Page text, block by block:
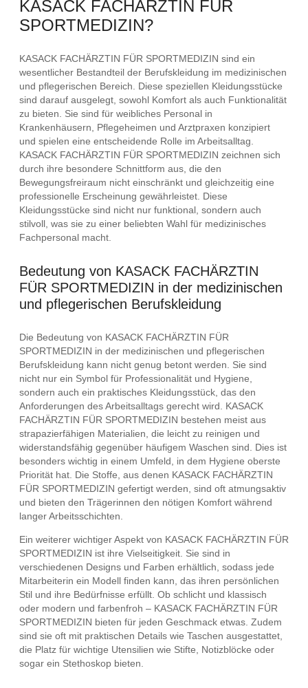
KASACK FACHÄRZTIN FÜR
SPORTMEDIZIN?
KASACK FACHÄRZTIN FÜR SPORTMEDIZIN sind ein
wesentlicher Bestandteil der Berufskleidung im medizinischen
und pflegerischen Bereich. Diese speziellen Kleidungsstücke
sind darauf ausgelegt, sowohl Komfort als auch Funktionalität
zu bieten. Sie sind für weibliches Personal in
Krankenhäusern, Pflegeheimen und Arztpraxen konzipiert
und spielen eine entscheidende Rolle im Arbeitsalltag.
KASACK FACHÄRZTIN FÜR SPORTMEDIZIN zeichnen sich
durch ihre besondere Schnittform aus, die den
Bewegungsfreiraum nicht einschränkt und gleichzeitig eine
professionelle Erscheinung gewährleistet. Diese
Kleidungsstücke sind nicht nur funktional, sondern auch
stilvoll, was sie zu einer beliebten Wahl für medizinisches
Fachpersonal macht.
Bedeutung von KASACK FACHÄRZTIN
FÜR SPORTMEDIZIN in der medizinischen
und pflegerischen Berufskleidung
Die Bedeutung von KASACK FACHÄRZTIN FÜR
SPORTMEDIZIN in der medizinischen und pflegerischen
Berufskleidung kann nicht genug betont werden. Sie sind
nicht nur ein Symbol für Professionalität und Hygiene,
sondern auch ein praktisches Kleidungsstück, das den
Anforderungen des Arbeitsalltags gerecht wird. KASACK
FACHÄRZTIN FÜR SPORTMEDIZIN bestehen meist aus
strapazierfähigen Materialien, die leicht zu reinigen und
widerstandsfähig gegenüber häufigem Waschen sind. Dies ist
besonders wichtig in einem Umfeld, in dem Hygiene oberste
Priorität hat. Die Stoffe, aus denen KASACK FACHÄRZTIN
FÜR SPORTMEDIZIN gefertigt werden, sind oft atmungsaktiv
und bieten den Trägerinnen den nötigen Komfort während
langer Arbeitsschichten.
Ein weiterer wichtiger Aspekt von KASACK FACHÄRZTIN FÜR
SPORTMEDIZIN ist ihre Vielseitigkeit. Sie sind in
verschiedenen Designs und Farben erhältlich, sodass jede
Mitarbeiterin ein Modell finden kann, das ihren persönlichen
Stil und ihre Bedürfnisse erfüllt. Ob schlicht und klassisch
oder modern und farbenfroh – KASACK FACHÄRZTIN FÜR
SPORTMEDIZIN bieten für jeden Geschmack etwas. Zudem
sind sie oft mit praktischen Details wie Taschen ausgestattet,
die Platz für wichtige Utensilien wie Stifte, Notizblöcke oder
sogar ein Stethoskop bieten.